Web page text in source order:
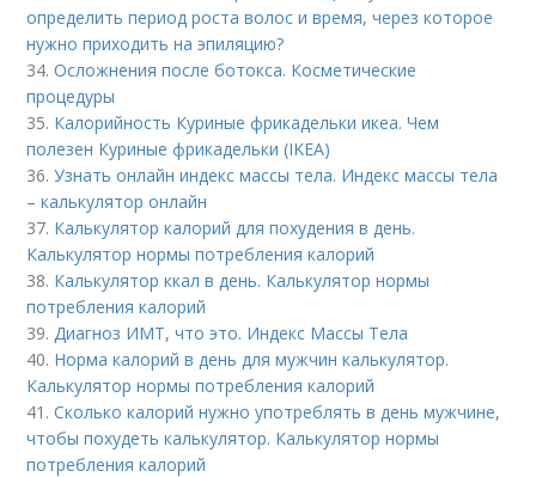
определить период роста волос и время, через которое
нужно приходить на эпиляцию?
34.Осложнения после ботокса. Косметические
процедуры
35. Калорийность Куриные фрикадельки икеа. Чем
полезен Куриные фрикадельки (IKEA)
36.Узнать онлайн индекс массы тела. Индекс массы тела
– калькулятор онлайн
37. Калькулятор калорий для похудения в день.
Калькулятор нормы потребления калорий
38. Калькулятор ккал в день. Калькулятор нормы
потребления калорий
39.Диагноз ИМТ, что это. Индекс Массы Тела
40. Норма калорий в день для мужчин калькулятор.
Калькулятор нормы потребления калорий
41.Сколько калорий нужно употреблять в день мужчине,
чтобы похудеть калькулятор. Калькулятор нормы
потребления калорий